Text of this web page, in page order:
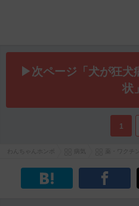
▶次ページ「犬が狂犬
状」
1
病気